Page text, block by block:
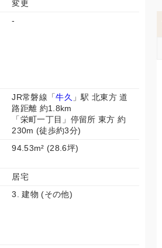
変更
-
JR常磐線「牛久 」駅 北東方 道
路距離 約1.8km
「栄町一丁目」停留所 東方 約
230m (徒歩約3分)
94.53m² (28.6坪)
居宅
3. 建物 (その他)